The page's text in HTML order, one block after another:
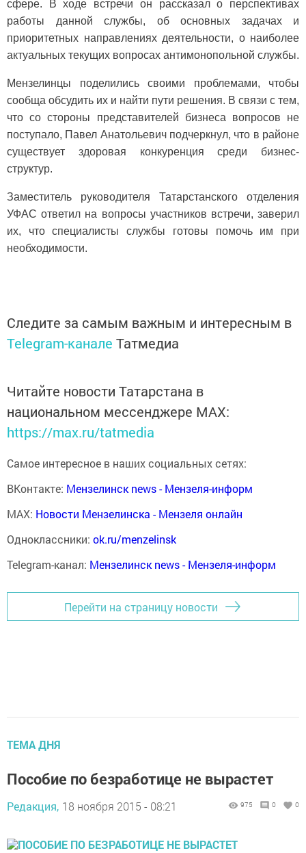
сфере. В ходе встречи он рассказал о перспективах
работы данной службы, об основных задачах и
приоритетных направлениях деятельности, о наиболее
актуальных текущих вопросах антимонопольной службы.
Мензелинцы поделились своими проблемами, чтобы
сообща обсудить их и найти пути решения. В связи с тем,
что со стороны представителей бизнеса вопросов не
поступало, Павел Анатольевич подчеркнул, что в районе
существует здоровая конкуренция среди бизнес-
структур.
Заместитель руководителя Татарстанского отделения
УФАС ответил на вопросы участников встречи, заверил
их, что специалисты службы готовы помочь им при
необходимости.
Следите за самым важным и интересным в
Telegram-канале Татмедиа
Читайте новости Татарстана в
национальном мессенджере MАХ:
https://max.ru/tatmedia
Самое интересное в наших социальных сетях:
ВКонтакте: Мензелинск news - Мензеля-информ
MAX: Новости Мензелинска - Мензеля онлайн
Одноклассники: ok.ru/menzelinsk
Telegram-канал: Мензелинск news - Мензеля-информ
Перейти на страницу новости
ТЕМА ДНЯ
Пособие по безработице не вырастет
Редакция, 18 ноября 2015 - 08:21 975 0 0